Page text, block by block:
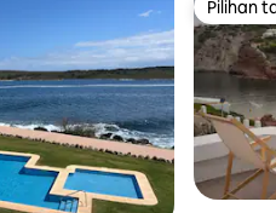
Pilihan
Pilihan